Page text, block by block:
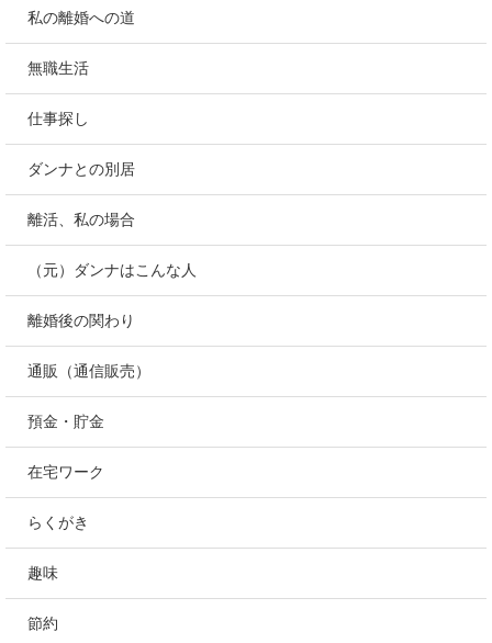
私の離婚への道
無職生活
仕事探し
ダンナとの別居
離活、私の場合
（元）ダンナはこんな人
離婚後の関わり
通販（通信販売）
預金・貯金
在宅ワーク
らくがき
趣味
節約